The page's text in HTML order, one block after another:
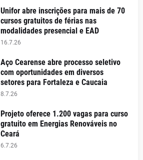
Unifor abre inscrições para mais de 70
cursos gratuitos de férias nas
modalidades presencial e EAD
16.7.26
Aço Cearense abre processo seletivo
com oportunidades em diversos
setores para Fortaleza e Caucaia
8.7.26
Projeto oferece 1.200 vagas para curso
gratuito em Energias Renováveis no
Ceará
6.7.26